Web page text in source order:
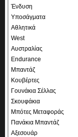
Ένδυση
Υποσάγματα
Αθλητικά
West
Αυστραλίας
Endurance
Μπαντάζ
Κουβέρτες
Γουνάκια Σέλλας
Σκουφάκια
Μπότες Μεταφοράς
Πανάκια Μπαντάζ
Αξεσουάρ